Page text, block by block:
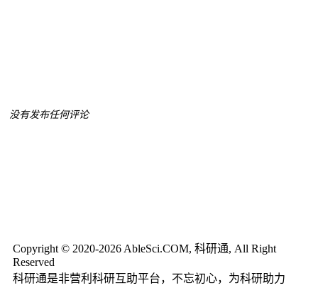
没有发布任何评论
Copyright © 2020-2026 AbleSci.COM, 科研通, All Right
Reserved
科研通是非营利科研互助平台，不忘初心，为科研助力